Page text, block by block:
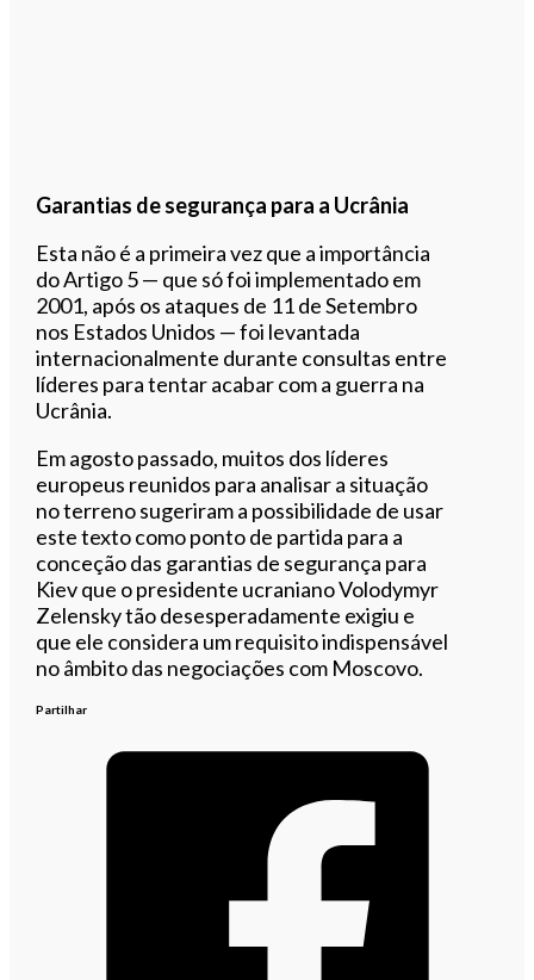
Garantias de segurança para a Ucrânia
Esta não é a primeira vez que a importância
do Artigo 5 — que só foi implementado em
2001, após os ataques de 11 de Setembro
nos Estados Unidos — foi levantada
internacionalmente durante consultas entre
líderes para tentar acabar com a guerra na
Ucrânia.
Em agosto passado, muitos dos líderes
europeus reunidos para analisar a situação
no terreno sugeriram a possibilidade de usar
este texto como ponto de partida para a
conceção das garantias de segurança para
Kiev que o presidente ucraniano Volodymyr
Zelensky tão desesperadamente exigiu e
que ele considera um requisito indispensável
no âmbito das negociações com Moscovo.
Partilhar